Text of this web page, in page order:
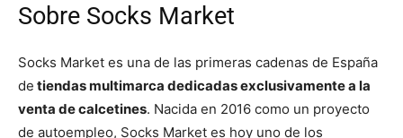
Sobre Socks Market
Socks Market es una de las primeras cadenas de España
de tiendas multimarca dedicadas exclusivamente a la
venta de calcetines. Nacida en 2016 como un proyecto
de autoempleo, Socks Market es hoy uno de los